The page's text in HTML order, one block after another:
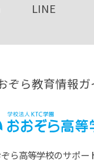
LINE
ぞら教育情報ガ
ら⾼等学校のサポー